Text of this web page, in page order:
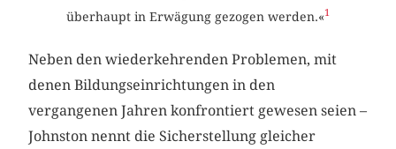
überhaupt in Erwägung gezogen werden.«1
Neben den wiederkehrenden Problemen, mit
denen Bildungseinrichtungen in den
vergangenen Jahren konfrontiert gewesen seien –
Johnston nennt die Sicherstellung gleicher